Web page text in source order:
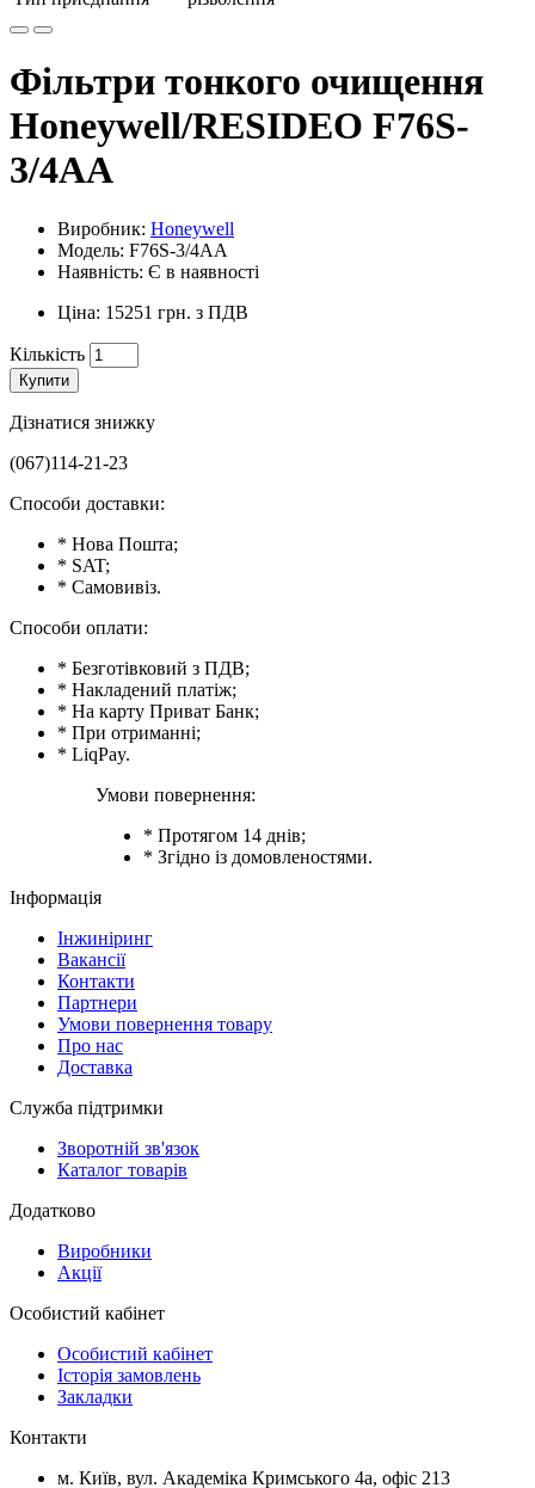
Фільтри тонкого очищення
Honeywell/RESIDEO F76S-
3/4AA
Виробник: Honeywell
Модель: F76S-3/4AA
Наявність: Є в наявності
Ціна: 15251 грн. з ПДВ
Кількість
Купити
Дізнатися знижку
(067)114-21-23
Способи доставки:
* Нова Пошта;
* SAT;
* Самовивіз.
Способи оплати:
* Безготівковий з ПДВ;
* Накладений платіж;
* На карту Приват Банк;
* При отриманні;
* LiqPay.
Умови повернення:
* Протягом 14 днів;
* Згідно із домовленостями.
Інформація
Інжиніринг
Вакансії
Контакти
Партнери
Умови повернення товару
Про нас
Доставка
Служба підтримки
Зворотній зв'язок
Каталог товарів
Додатково
Виробники
Акції
Особистий кабінет
Особистий кабінет
Історія замовлень
Закладки
Контакти
м. Київ, вул. Академіка Кримського 4а, офіс 213